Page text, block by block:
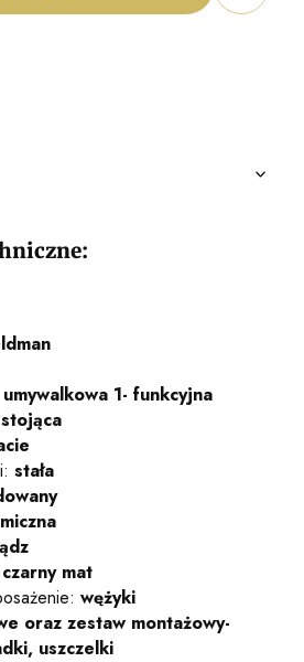
umywalkowa 1- funkcyjna
stała
czarny mat
wężyki
oraz zestaw montażowy-
uszczelki